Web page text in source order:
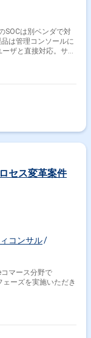
SOCは別ベンダで対
は管理コンソールに
ザと直接対応。サー
る。SOC契約あり
セス変革案件
コンサル
マース分野で
ーズを実施いただき